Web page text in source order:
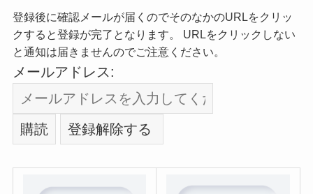
登録後に確認メールが届くのでそのなかのURLをクリッ
クすると登録が完了となります。 URLをクリックしない
と通知は届きませんのでご注意ください。
メールアドレス: